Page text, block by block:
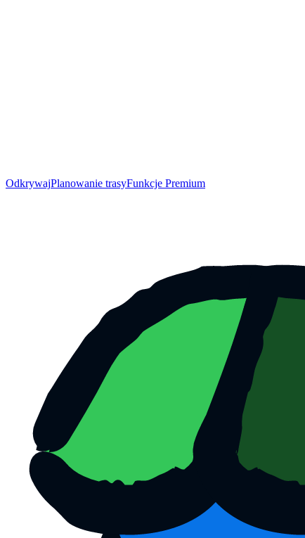
OdkrywajPlanowanie trasyFunkcje Premium